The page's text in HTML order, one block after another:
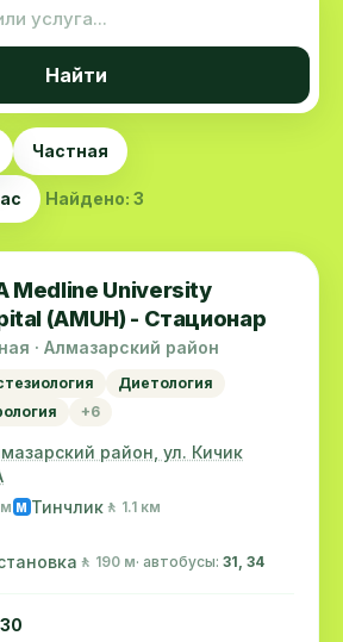
Найти
Частная
Найдено: 3
Medline University
(AMUH) - Стационар
· Алмазарский район
Диетология
+6
район, ул. Кичик
M Тинчлик 🚶 1.1 км
🚶 190 м· автобусы: 31, 34